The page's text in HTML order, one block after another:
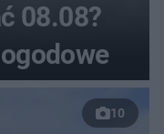
08.08?
10